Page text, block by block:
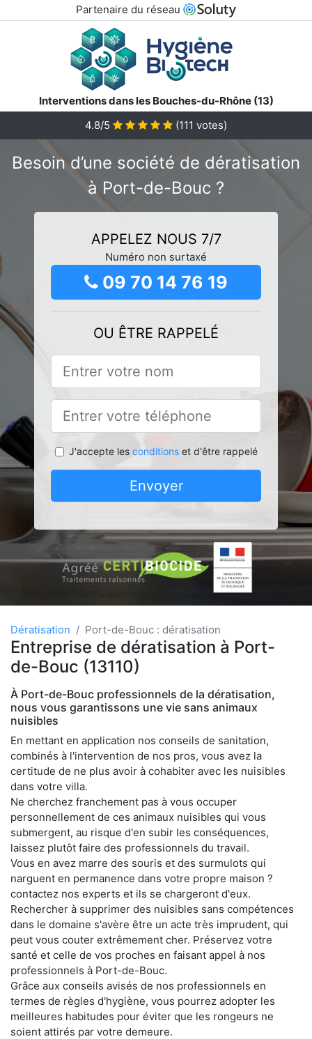
Partenaire du réseau
Interventions dans les Bouches-du-Rhône (13)
4.8/5
(111 votes)
Besoin d’une société de dératisation
à Port-de-Bouc ?
APPELEZ NOUS 7/7
Numéro non surtaxé
09 70 14 76 19
OU ÊTRE RAPPELÉ
J'accepte les conditionset d'être rappelé
Envoyer
Dératisation Port-de-Bouc : dératisation
Entreprise de dératisation à Port-
de-Bouc (13110)
À Port-de-Bouc professionnels de la dératisation,
nous vous garantissons une vie sans animaux
nuisibles
En mettant en application nos conseils de sanitation,
combinés à l'intervention de nos pros, vous avez la
certitude de ne plus avoir à cohabiter avec les nuisibles
dans votre villa.
Ne cherchez franchement pas à vous occuper
personnellement de ces animaux nuisibles qui vous
submergent, au risque d'en subir les conséquences,
laissez plutôt faire des professionnels du travail.
Vous en avez marre des souris et des surmulots qui
narguent en permanence dans votre propre maison ?
contactez nos experts et ils se chargeront d'eux.
Rechercher à supprimer des nuisibles sans compétences
dans le domaine s'avère être un acte très imprudent, qui
peut vous couter extrêmement cher. Préservez votre
santé et celle de vos proches en faisant appel à nos
professionnels à Port-de-Bouc.
Grâce aux conseils avisés de nos professionnels en
termes de règles d'hygiène, vous pourrez adopter les
meilleures habitudes pour éviter que les rongeurs ne
soient attirés par votre demeure.